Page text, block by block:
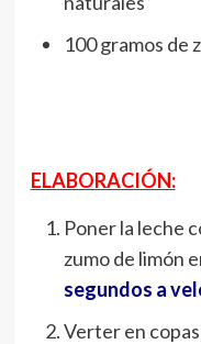
100 gramos de
ELABORACIÓN:
Poner la leche
zumo de limón
segundos a
Verter en